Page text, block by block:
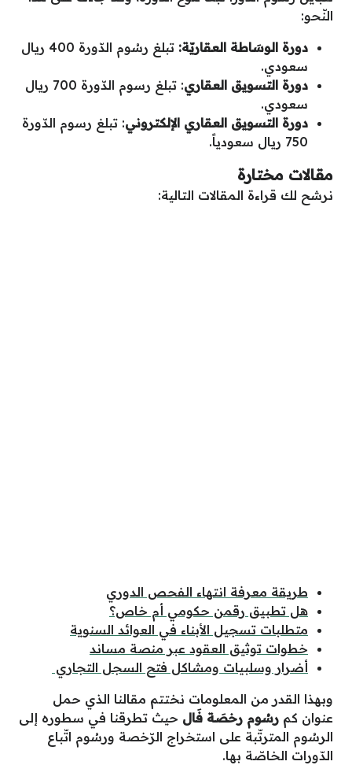
النّحو:
دورة الوسَاطة العقاريّة:
تبلغ رسُوم الدّورة 400 ريال
سعودي.
دورة التسويق العقاري
: تبلغ رسوم الدّورة 700 ريال
سعودي.
دورة التسويق العقاري الإلكتروني: تبلغ رسوم الدّورة
750 ريال سعودياً.
مقالات مختارة
نرشح لك قراءة المقالات التالية:
طريقة معرفة انتهاء الفحص الدوري
هل تطبيق رقمن حكومي أم خاص؟
متطلبات تسجيل الأبناء في العوائد السنوية
خطوات توثيق العقود عبر منصة مساند
أضرار وسلبيات ومشاكل فتح السجل التجاري
وبهذا القدر من المعلومات نختتم مقالنا الذي حمل
عنوان كم رسُوم رخصَة فَال حيث تطرقنا في سطوره إلى
الرسُوم المترتّبة على استخراج الرّخصة ورسُوم اتّباع
الدّورات الخاصّة بها.